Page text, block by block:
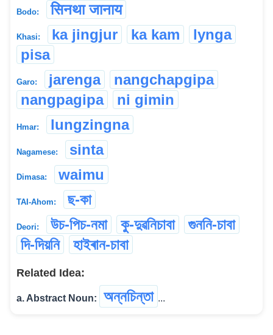
Bodo: सिनथा जानाय
Khasi: ka jingjur ka kam
lynga
pisa
Garo: jarenga
nangchapgipa
nangpagipa
ni gimin
Hmar: lungzingna
Nagamese: sinta
Dimasa: waimu
TAI-Ahom: ছ-কা
Deori: উচ-পিচ-নমা কু-দুৱনিচাবা
গুননি-চাবা
দি-দিয়নি
হাইৰান-চাবা
Related Idea:
a. Abstract Noun: অন্নচিন্তা ...